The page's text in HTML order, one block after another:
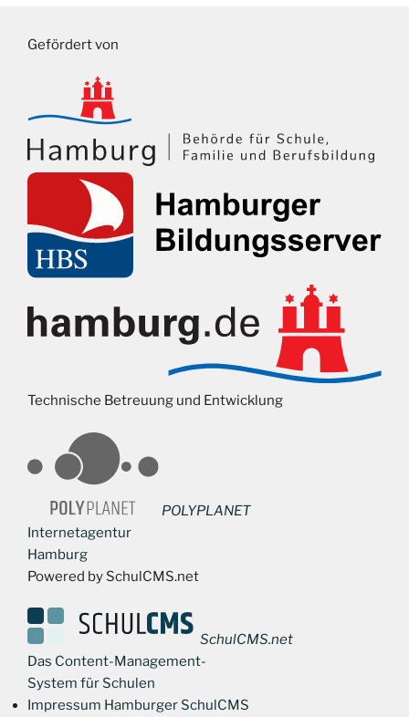
Gefördert von
Technische Betreuung und Entwicklung
POLYPLANET
Internetagentur
Hamburg
Powered by SchulCMS.net
SchulCMS.net
Das Content-Management-
System für Schulen
Impressum Hamburger SchulCMS